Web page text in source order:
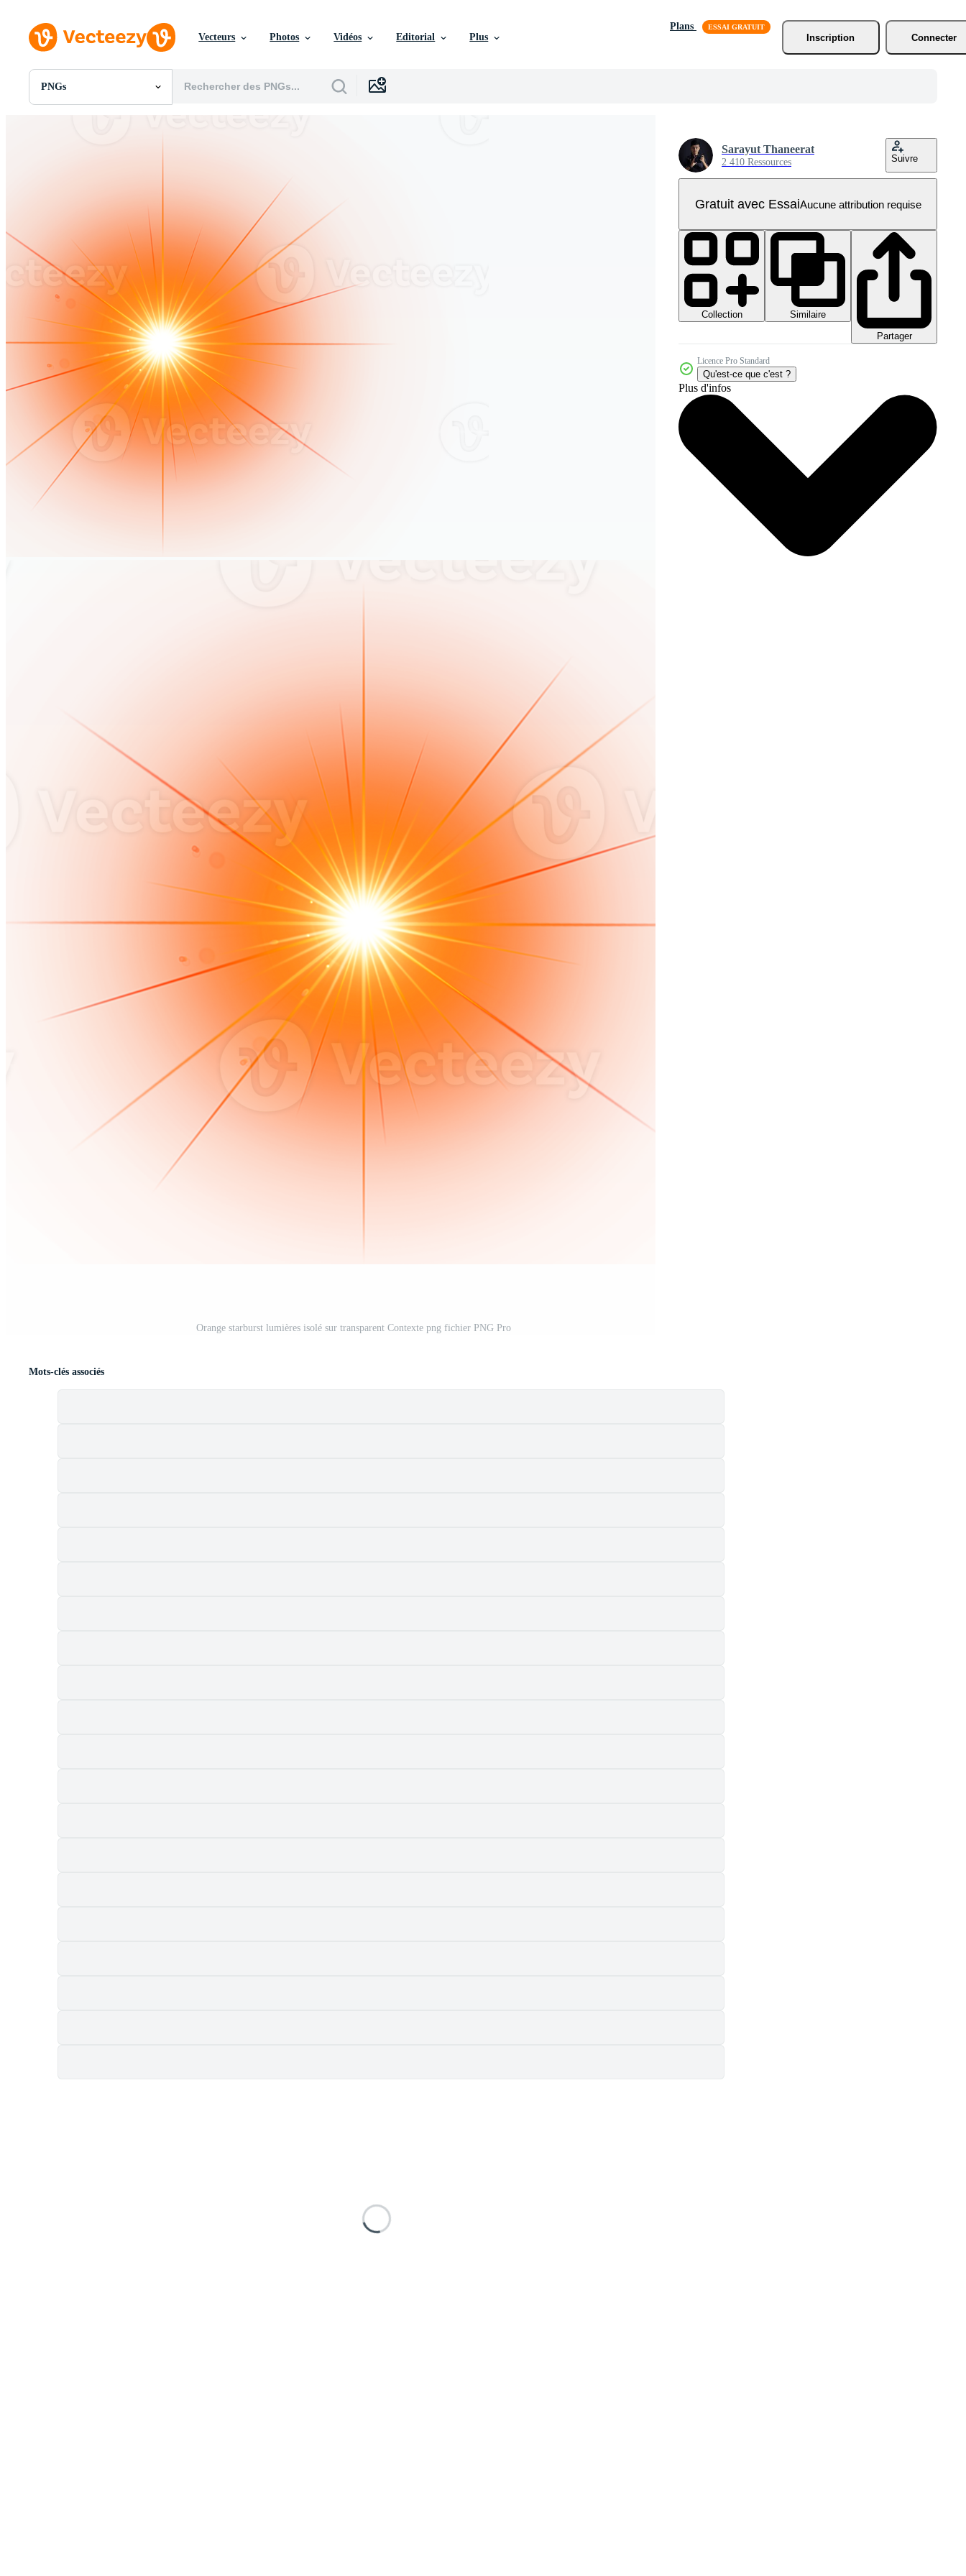
Vecteurs Photos Vidéos Editorial Plus
Plans
Inscription
Connecter
PNGs
Toutes Images
Images Éditoriales
Événements Éditoriaux
Orange starburst lumières isolé sur transparent Contexte png fichier PNG Pro
Sarayut Thaneerat
2 410 Ressources Suivre
Gratuit avec EssaiAucune attribution requise
Collection
Similaire
Partager
Licence Pro Standard
Qu'est-ce que c'est ?
Plus d'infos
Mots-clés associés